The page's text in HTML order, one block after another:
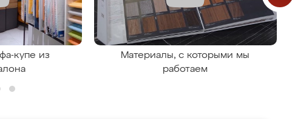
купе из
Материалы, с которыми мы
работаем